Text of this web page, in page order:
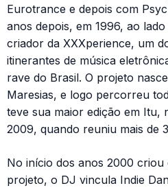
Eurotrance e depois com
anos depois, em 1996, ao
criador da XXXperience, um
itinerantes de música
rave do Brasil. O projeto
Maresias, e logo percorreu
teve sua maior edição em Itu,
2009, quando reuniu mais de
No início dos anos 2000 criou
projeto, o DJ vincula Indie